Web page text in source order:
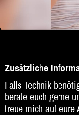
Zusätzliche
Falls Technik
berate euch gerne
freue mich auf eure